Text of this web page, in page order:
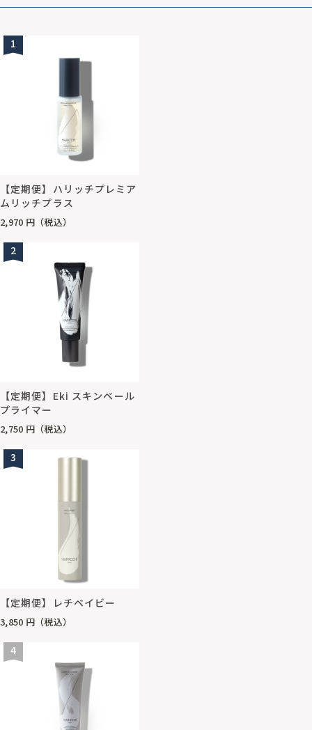
1
【定期便】ハリッチプレミア
ムリッチプラス
2,970 円（税込）
2
【定期便】Eki スキンベール
プライマー
2,750 円（税込）
3
【定期便】レチベイビー
3,850 円（税込）
4